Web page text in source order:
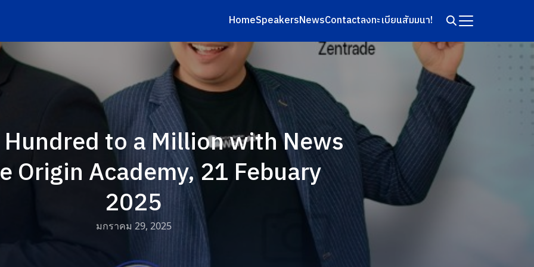
HomeSpeakersNewsContactลงทะเบียนสัมมนา!
Hundred to a Million with News
Origin Academy, 21 Febuary
2025
มกราคม 29, 2025